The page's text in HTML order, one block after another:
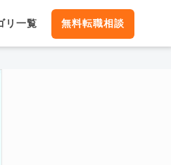
リ一覧 無料転職相談